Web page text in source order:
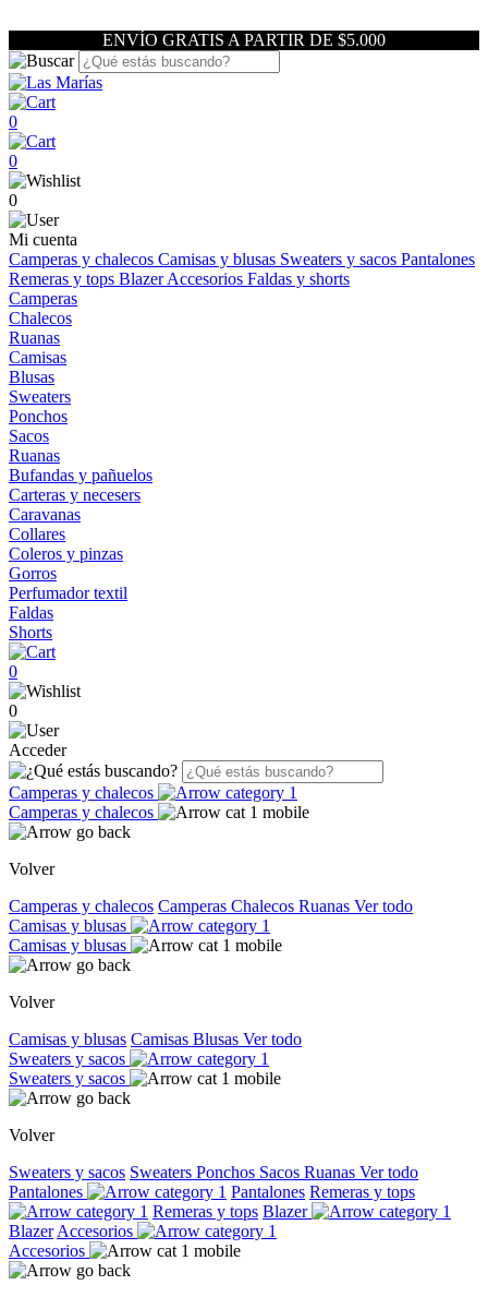
ENVÍO GRATIS A PARTIR DE $5.000
0
0
0
Mi cuenta
Camperas y chalecos Camisas y blusas Sweaters y sacos Pantalones
Remeras y tops BlazerAccesorios Faldas y shorts
Camperas
Chalecos
Ruanas
Camisas
Blusas
Sweaters
Ponchos
Sacos
Ruanas
Bufandas y pañuelos
Carteras y necesers
Caravanas
Collares
Coleros y pinzas
Gorros
Perfumador textil
Faldas
Shorts
0
0
Acceder
Camperas y chalecos
Camperas y chalecos
Volver
Camperas y chalecos Camperas Chalecos Ruanas Ver todo
Camisas y blusas
Camisas y blusas
Volver
Camisas y blusas Camisas Blusas Ver todo
Sweaters y sacos
Sweaters y sacos
Volver
Sweaters y sacos Sweaters Ponchos Sacos Ruanas Ver todo
Pantalones
Pantalones Remeras y tops
Remeras y tops Blazer
Blazer Accesorios
Accesorios